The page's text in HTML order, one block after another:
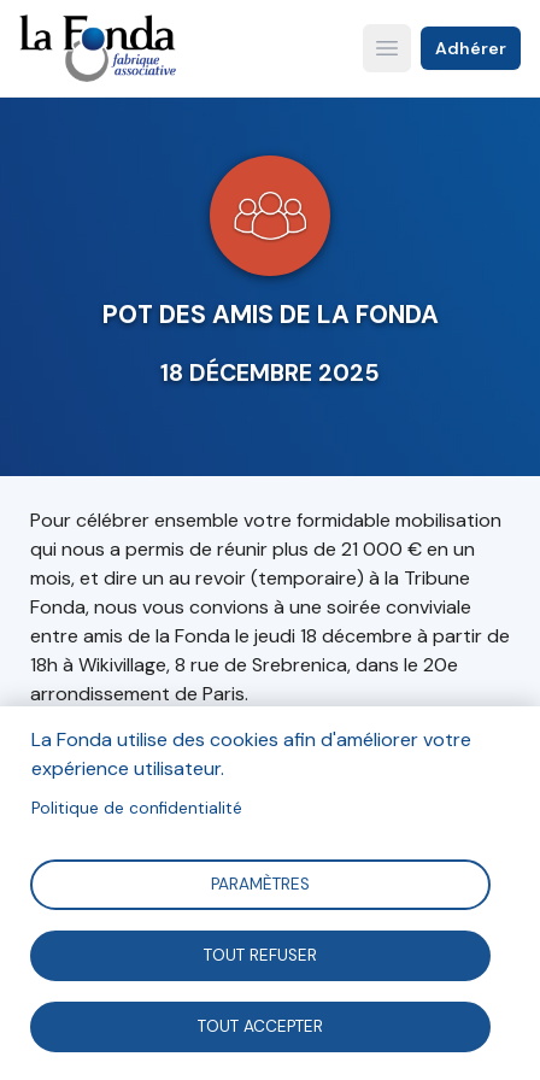
Aller
au
contenu
principal
Open main menu
Adhérer
POT DES AMIS DE LA FONDA
18 DÉCEMBRE 2025
Pour célébrer ensemble votre formidable mobilisation
qui nous a permis de réunir plus de 21 000 € en un
mois, et dire un au revoir (temporaire) à la Tribune
Fonda, nous vous convions à une soirée conviviale
entre amis de la Fonda le jeudi 18 décembre à partir de
18h à Wikivillage, 8 rue de Srebrenica, dans le 20e
arrondissement de Paris.
Informations
Lieu : Wikivillage — 8 rue de Srebrenica 75020
Paris
Inscription
La Fonda utilise des cookies afin d'améliorer votre
expérience utilisateur.
Politique de confidentialité
PARAMÈTRES
TOUT REFUSER
TOUT ACCEPTER